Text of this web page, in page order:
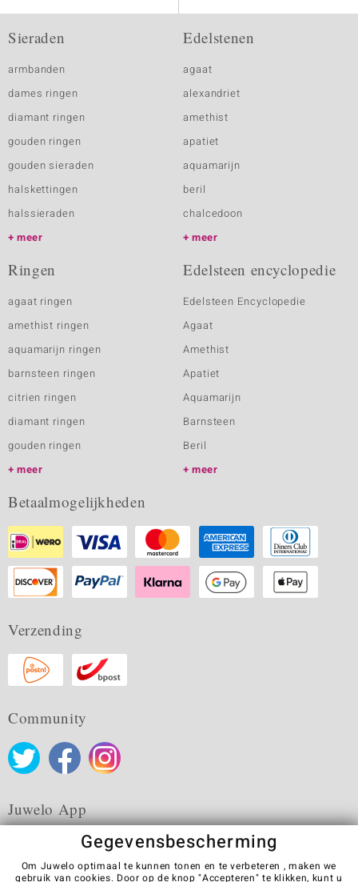
Sieraden
armbanden
dames ringen
diamant ringen
gouden ringen
gouden sieraden
halskettingen
halssieraden
meer
Edelstenen
agaat
alexandriet
amethist
apatiet
aquamarijn
beril
chalcedoon
meer
Ringen
agaat ringen
amethist ringen
aquamarijn ringen
barnsteen ringen
citrien ringen
diamant ringen
gouden ringen
meer
Edelsteen encyclopedie
Edelsteen Encyclopedie
Agaat
Amethist
Apatiet
Aquamarijn
Barnsteen
Beril
meer
Betaalmogelijkheden
Verzending
Community
Juwelo App
Gegevensbescherming
Om Juwelo optimaal te kunnen tonen en te verbeteren , maken we
gebruik van cookies. Door op de knop "Accepteren" te klikken, kunt u